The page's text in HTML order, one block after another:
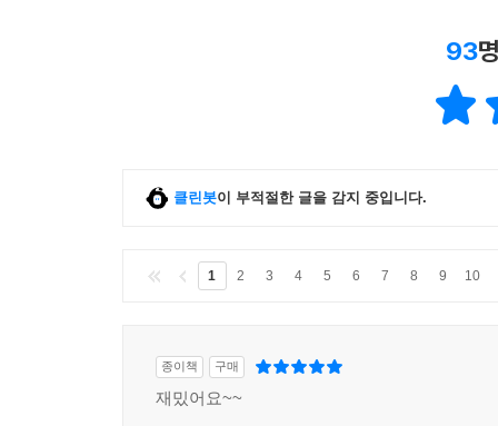
93
클린봇이 부적절한 글을 감지 중입니다.
1 2 3 4 5 6 7 8 9 10
종이책 구매
재밌어요~~